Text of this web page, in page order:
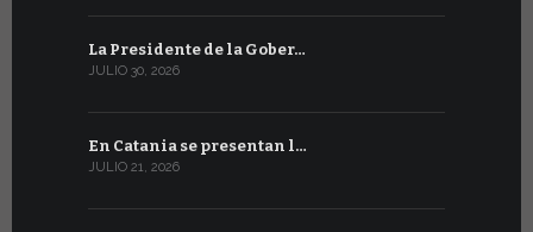
La Presidente de la Gober…
JULIO 30, 2026
En Catania se presentan l…
JULIO 21, 2026